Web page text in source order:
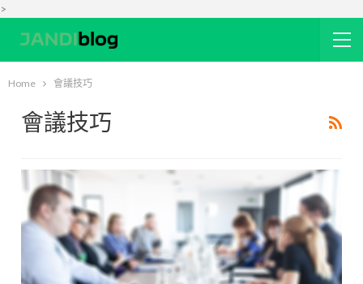
>
Home 會議技巧
會議技巧